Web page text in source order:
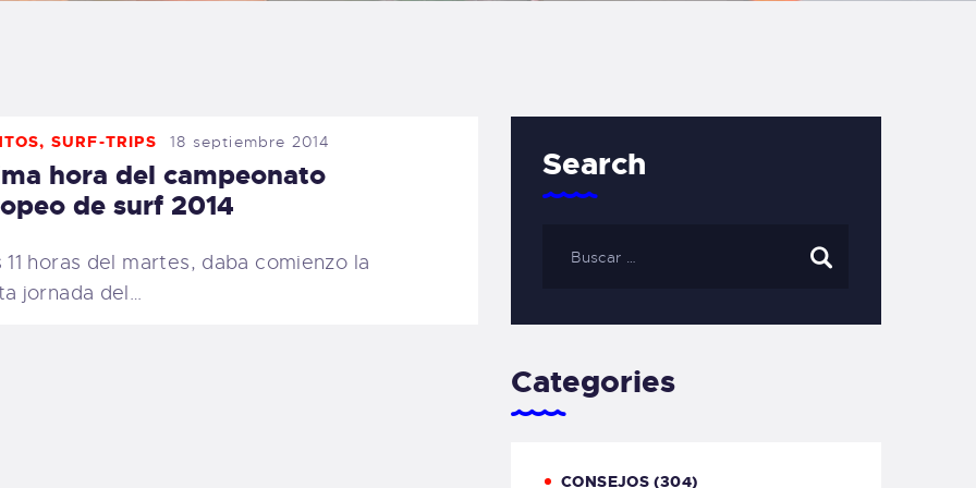
CARRITO
FAMILY
, SURF-TRIPS 18 septiembre 2014
hora del campeonato
de surf 2014
11 horas del martes, daba comienzo la
jornada del…
Search
Categories
CONSEJOS (304)